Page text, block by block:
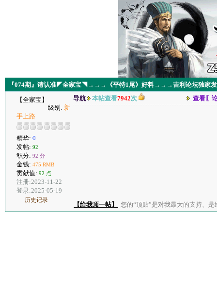
『074期』请认准◤全家宝◥→→→《平特1尾》好料→→→吉利论坛独家
【全家宝】
级别: 新
手上路
精华: 0
发帖: 92
积分: 92 分
金钱: 475 RMB
贡献值: 92 点
注册:2023-11-22
登录:2025-05-19
历史记录
导航 本帖查看7942次 查看〖
【给我顶一帖】 您的“顶贴”是对我最大的支持、